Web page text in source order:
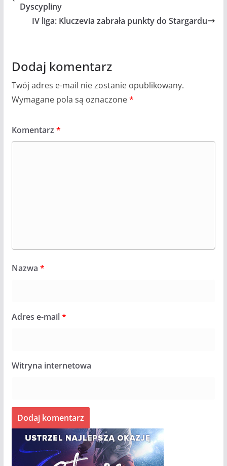
Dyscypliny
IV liga: Kluczevia zabrała punkty do Stargardu
Dodaj komentarz
Twój adres e-mail nie zostanie opublikowany.
Wymagane pola są oznaczone*
Komentarz *
Nazwa *
Adres e-mail*
Witryna internetowa